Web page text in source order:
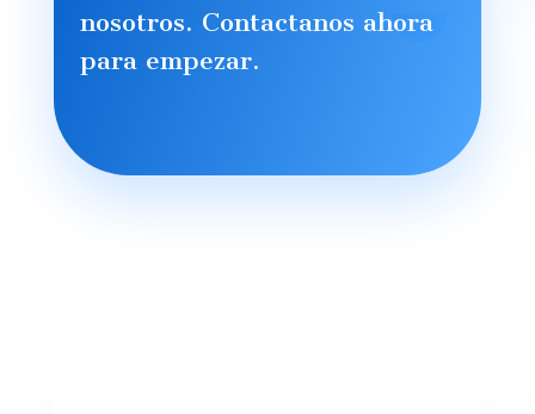
nosotros. Contactanos ahora
para empezar.